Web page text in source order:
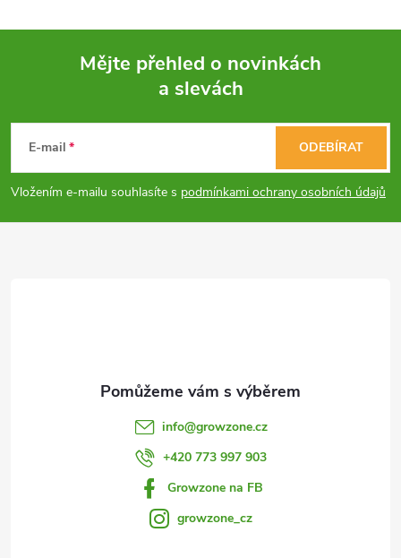
a
p
r
v
p
Mějte přehled o novinkách
a slevách
E-mail
Vložením e-mailu souhlasíte s podmínkami ochrany osobních údajů
ODEBÍRAT
info@growzone.cz
+420 773 997 903
Growzone na FB
growzone_cz